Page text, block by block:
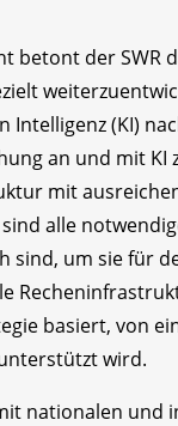
betont der SWR
Intelligenz (KI)
an und mit KI
mit
alle
um sie für
basiert, von
wird.
nationalen